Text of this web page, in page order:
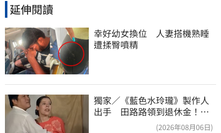
延伸閱讀
幸好幼女換位　人妻搭機熟睡
遭揉臀噴精
獨家／《藍色水玲瓏》製作人
出手 田路路領到退休金！隱
(2026年08月06日)